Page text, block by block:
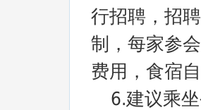
行招聘，招
制，每家参
费用，食宿
6.建议乘